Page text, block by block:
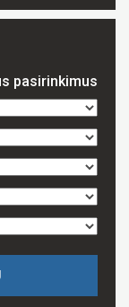
pasirinkimus